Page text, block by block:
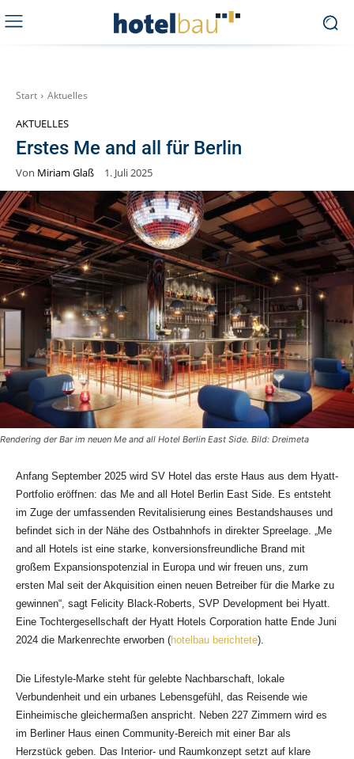
Start Aktuelles
AKTUELLES
Erstes Me and all für Berlin
Von Miriam Glaß 1. Juli 2025
Rendering der Bar im neuen Me and all Hotel Berlin East Side. Bild: Dreimeta
Anfang September 2025 wird SV Hotel das erste Haus aus dem Hyatt-
Portfolio eröffnen: das Me and all Hotel Berlin East Side. Es entsteht
im Zuge der umfassenden Revitalisierung eines Bestandshauses und
befindet sich in der Nähe des Ostbahnhofs in direkter Spreelage. „Me
and all Hotels ist eine starke, konversionsfreundliche Brand mit
großem Expansionspotenzial in Europa und wir freuen uns, zum
ersten Mal seit der Akquisition einen neuen Betreiber für die Marke zu
gewinnen“, sagt Felicity Black-Roberts, SVP Development bei Hyatt.
Eine Tochtergesellschaft der Hyatt Hotels Corporation hatte Ende Juni
2024 die Markenrechte erworben (hotelbau berichtete).
Die Lifestyle-Marke steht für gelebte Nachbarschaft, lokale
Verbundenheit und ein urbanes Lebensgefühl, das Reisende wie
Einheimische gleichermaßen anspricht. Neben 227 Zimmern wird es
im Berliner Haus einen Community-Bereich mit einer Bar als
Herzstück geben. Das Interior- und Raumkonzept setzt auf klare